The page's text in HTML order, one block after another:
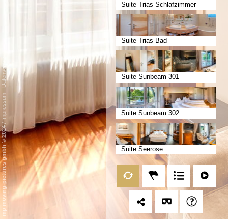
Suite Trias Schlafzimmer
Suite Trias Bad
Suite Sunbeam 301
Suite Sunbeam 302
Suite Seerose
Suite Seemöwe
mp moving-pictures gmbh © 2024
/
Impressum
-
Datenschutz